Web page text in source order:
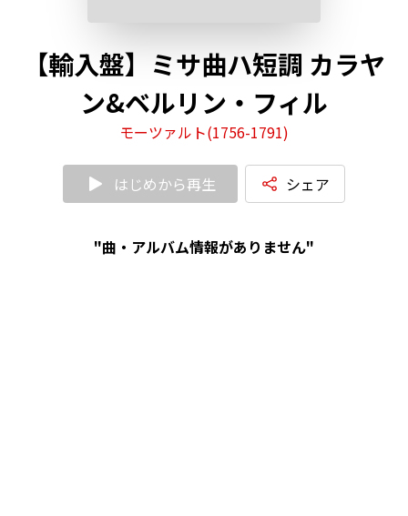
【輸入盤】ミサ曲ハ短調 カラヤ
ン&ベルリン・フィル
モーツァルト(1756-1791)
はじめから再生 シェア
"曲・アルバム情報がありません"